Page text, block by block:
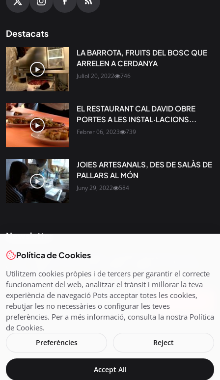
Destacats
LA BARROTA, FRUITS DEL BOSC QUE
ARRELEN A CERDANYA
Juliol 20, 2022 746
EL RESTAURANT CAL DAVID OBRE
PORTES A LES INSTAL·LACIONS...
Febrer 06, 2023 739
JOIES ARTESANALS, DES DE SALÀS DE
PALLARS AL MÓN
Juny 29, 2022 584
Newsletter
Tota l’actualitat, seleccionada i enviada directament al teu
que importa.
Subscriu-te
Avís legal i Política de Cookies
Política de Cookies
Utilitzem cookies pròpies i de tercers per garantir el correcte
funcionament del web, analitzar el trànsit i millorar la teva
experiència de navegació Pots acceptar totes les cookies,
rebutjar les no necessàries o configurar les teves
preferències. Per a més informació, consulta la nostra Política
de Cookies.
Preferències Reject
Accept All